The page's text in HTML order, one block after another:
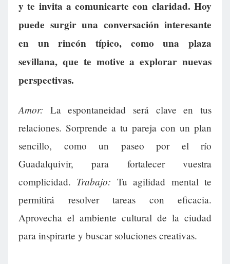
y te invita a comunicarte con claridad. Hoy
puede surgir una conversación interesante
en un rincón típico, como una plaza
sevillana, que te motive a explorar nuevas
perspectivas.
Amor: La espontaneidad será clave en tus
relaciones. Sorprende a tu pareja con un plan
sencillo, como un paseo por el río
Guadalquivir, para fortalecer vuestra
complicidad. Trabajo: Tu agilidad mental te
permitirá resolver tareas con eficacia.
Aprovecha el ambiente cultural de la ciudad
para inspirarte y buscar soluciones creativas.